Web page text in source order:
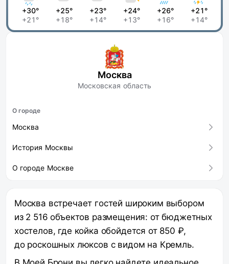
+30°
+21°
+25°
+18°
+23°
+14°
+24°
+13°
+26°
+16°
+21°
+14°
Москва
Московская область
О городе
Москва
История Москвы
О городе Москве
Москва встречает гостей широким выбором
из 2 516 объектов размещения: от бюджетных
хостелов, где койка обойдется от 850 ₽,
до роскошных люксов с видом на Кремль.